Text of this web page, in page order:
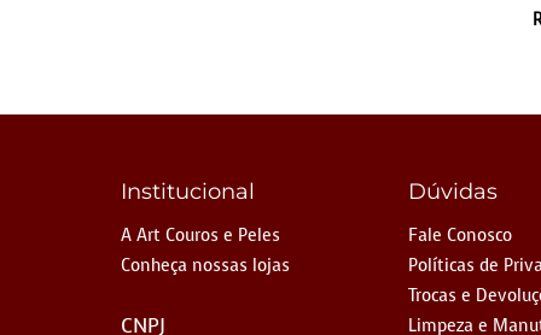
Institucional
A Art Couros e Peles
Conheça nossas lojas
CNPJ
Dúvidas
Fale Conosco
Políticas de
Trocas e
Limpeza e